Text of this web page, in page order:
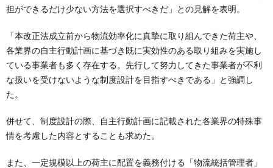
担ができるだけ少ない方法を選択すべきだ」との見解を表明。
「本改正法成立前から物流効率化に真摯に取り組んできた荷主や、
各業界の自主行動計画に基づき既に実効性のある取り組みを実施し
ている事業者も多く存在する。先行して努力してきた事業者が不利
な扱いを受けないような制度設計を目指すべきである」と強調し
た。
併せて、制度設計の際、自主行動計画に記載された各業界の特殊事
情を考慮した内容とすることも求めた。
また、一定規模以上の荷主に配置を義務付ける「物流統括管理者」